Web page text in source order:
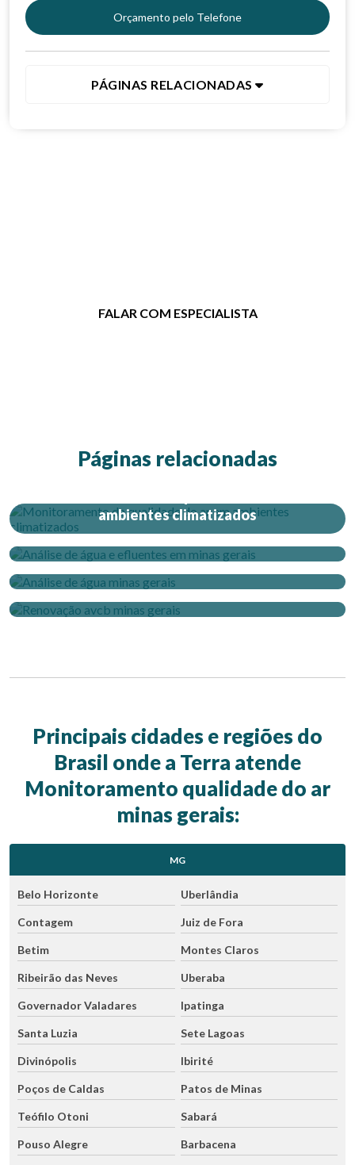
Orçamento pelo Telefone
PÁGINAS RELACIONADAS
FALAR COM ESPECIALISTA
Páginas relacionadas
ambientes climatizados
Análise de água e efluentes em minas gerais
Análise de água minas gerais
Renovação avcb minas gerais
Principais cidades e regiões do
Brasil onde a Terra atende
Monitoramento qualidade do ar
minas gerais:
MG
Belo Horizonte Uberlândia
Contagem Juiz de Fora
Betim Montes Claros
Ribeirão das Neves Uberaba
Governador Valadares Ipatinga
Santa Luzia Sete Lagoas
Divinópolis Ibirité
Poços de Caldas Patos de Minas
Teófilo Otoni Sabará
Pouso Alegre Barbacena